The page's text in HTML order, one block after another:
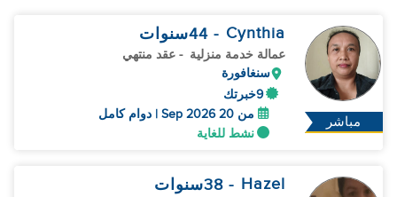
مباشر
Cynthia
- 44 سنوات
عمالة خدمة منزلية - عقد منتهي
سنغافورة
9خبرتك
من 20 Sep 2026 | دوام كامل
نشط للغاية
Hazel
- 38 سنوات